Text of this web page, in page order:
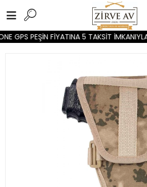
GPS PEŞİN FİYATINA 5 TAKSİT İMKANIYLA